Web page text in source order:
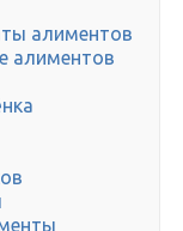
алиментов
алиментов